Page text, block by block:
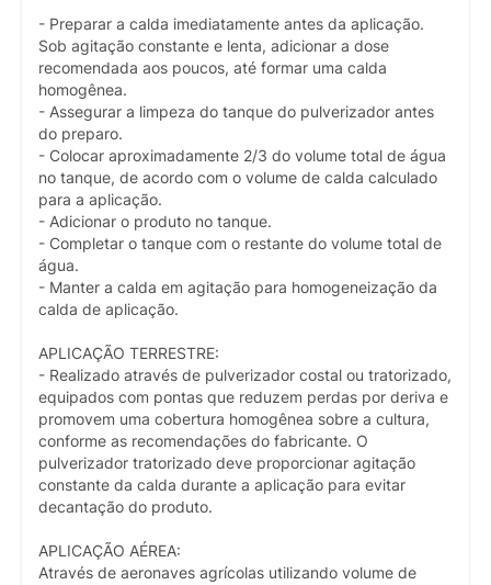
- Preparar a calda imediatamente antes da aplicação.
Sob agitação constante e lenta, adicionar a dose
recomendada aos poucos, até formar uma calda
homogênea.
- Assegurar a limpeza do tanque do pulverizador antes
do preparo.
- Colocar aproximadamente 2/3 do volume total de água
no tanque, de acordo com o volume de calda calculado
para a aplicação.
- Adicionar o produto no tanque.
- Completar o tanque com o restante do volume total de
água.
- Manter a calda em agitação para homogeneização da
calda de aplicação.
APLICAÇÃO TERRESTRE:
- Realizado através de pulverizador costal ou tratorizado,
equipados com pontas que reduzem perdas por deriva e
promovem uma cobertura homogênea sobre a cultura,
conforme as recomendações do fabricante. O
pulverizador tratorizado deve proporcionar agitação
constante da calda durante a aplicação para evitar
decantação do produto.
APLICAÇÃO AÉREA:
Através de aeronaves agrícolas utilizando volume de